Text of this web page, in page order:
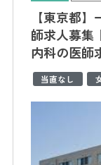
【東京都
師求人募集
内科の医師
当直なし